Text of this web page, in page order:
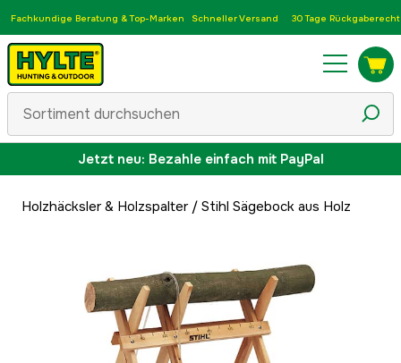
Fachkundige Beratung & Top-Marken Schneller Versand 30 Tage Rückgaberecht
Jetzt neu: Bezahle einfach mit PayPal
Holzhäcksler & Holzspalter/ Stihl Sägebock aus Holz